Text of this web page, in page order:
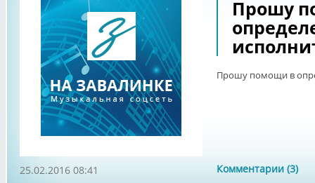
Прошу
Прошу помощи в
Комментарии (3)
25.02.2016 08:41